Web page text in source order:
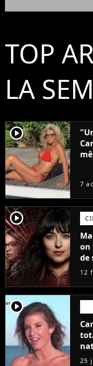
TOP
LA
player2
7
player2
on
de
12
player2
25